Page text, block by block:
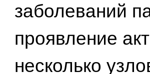
заболеваний
проявление
несколько